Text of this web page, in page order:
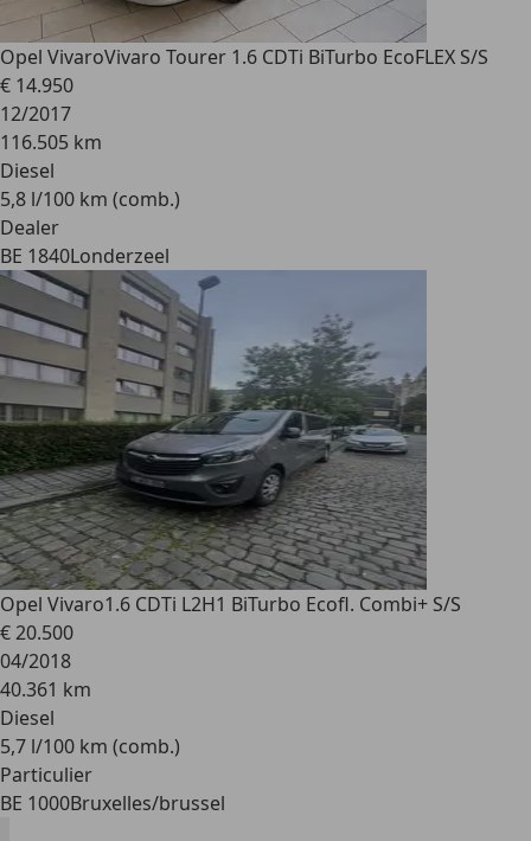
Opel VivaroVivaro Tourer 1.6 CDTi BiTurbo EcoFLEX S/S
€ 14.950
12/2017
116.505 km
Diesel
5,8 l/100 km (comb.)
Dealer
BE 1840Londerzeel
Opel Vivaro1.6 CDTi L2H1 BiTurbo Ecofl. Combi+ S/S
€ 20.500
04/2018
40.361 km
Diesel
5,7 l/100 km (comb.)
Particulier
BE 1000Bruxelles/brussel